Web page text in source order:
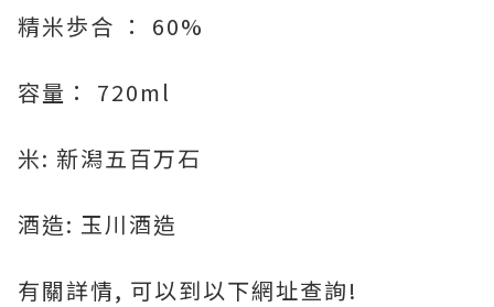
精米歩合 ： 60%
容量： 720ml
米: 新潟五百万石
酒造: 玉川酒造
有關詳情, 可以到以下網址查詢!